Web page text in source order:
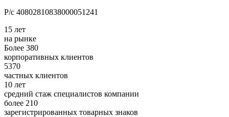
Р/с 40802810838000051241
15 лет
на рынке
Более 380
корпоративных клиентов
5370
частных клиентов
10 лет
средний стаж специалистов компании
более 210
зарегистрированных товарных знаков